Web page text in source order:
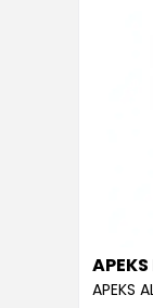
APEKS